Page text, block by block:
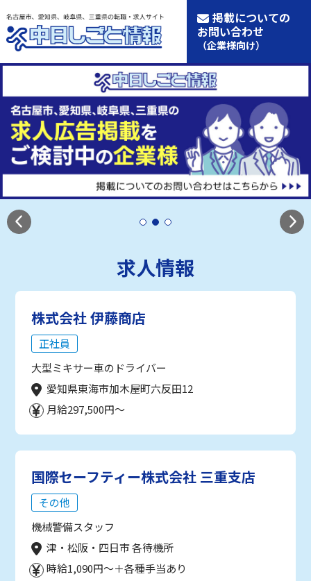
掲載についての
お問い合わせ
（企業様向け）
求人情報
株式会社 伊藤商店
正社員
大型ミキサー車のドライバー
愛知県東海市加木屋町六反田12
月給297,500円～
国際セーフティー株式会社 三重支店
その他
機械警備スタッフ
津・松阪・四日市 各待機所
時給1,090円～＋各種手当あり